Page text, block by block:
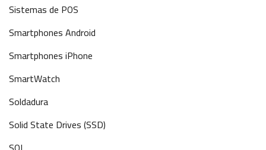
Sistemas de POS
Smartphones Android
Smartphones iPhone
SmartWatch
Soldadura
Solid State Drives (SSD)